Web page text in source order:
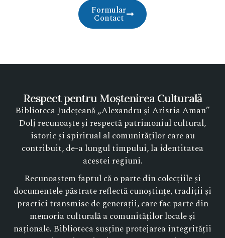
Formular
Contact
Respect pentru Moștenirea Culturală
Biblioteca Județeană „Alexandru și Aristia Aman”
Dolj recunoaște și respectă patrimoniul cultural,
istoric și spiritual al comunităților care au
contribuit, de-a lungul timpului, la identitatea
acestei regiuni.
Recunoaștem faptul că o parte din colecțiile și
documentele păstrate reflectă cunoștințe, tradiții și
practici transmise de generații, care fac parte din
memoria culturală a comunităților locale și
naționale. Biblioteca susține protejarea integrității